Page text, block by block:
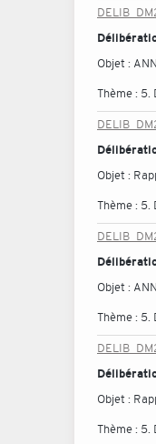
Objet :
Thème : 5.
Objet :
Thème : 5.
Objet :
Thème : 5.
Objet :
Thème : 5.